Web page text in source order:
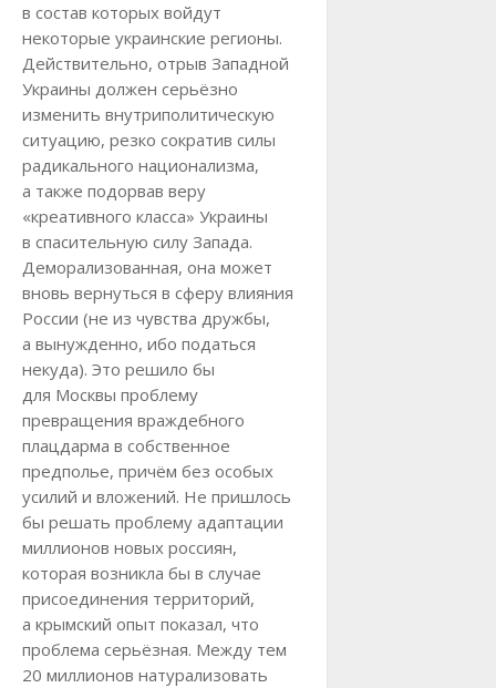
в состав которых войдут
некоторые украинские регионы.
Действительно, отрыв Западной
Украины должен серьёзно
изменить внутриполитическую
ситуацию, резко сократив силы
радикального национализма,
а также подорвав веру
«креативного класса» Украины
в спасительную силу Запада.
Деморализованная, она может
вновь вернуться в сферу влияния
России (не из чувства дружбы,
а вынужденно, ибо податься
некуда). Это решило бы
для Москвы проблему
превращения враждебного
плацдарма в собственное
предполье, причём без особых
усилий и вложений. Не пришлось
бы решать проблему адаптации
миллионов новых россиян,
которая возникла бы в случае
присоединения территорий,
а крымский опыт показал, что
проблема серьёзная. Между тем
20 миллионов натурализовать